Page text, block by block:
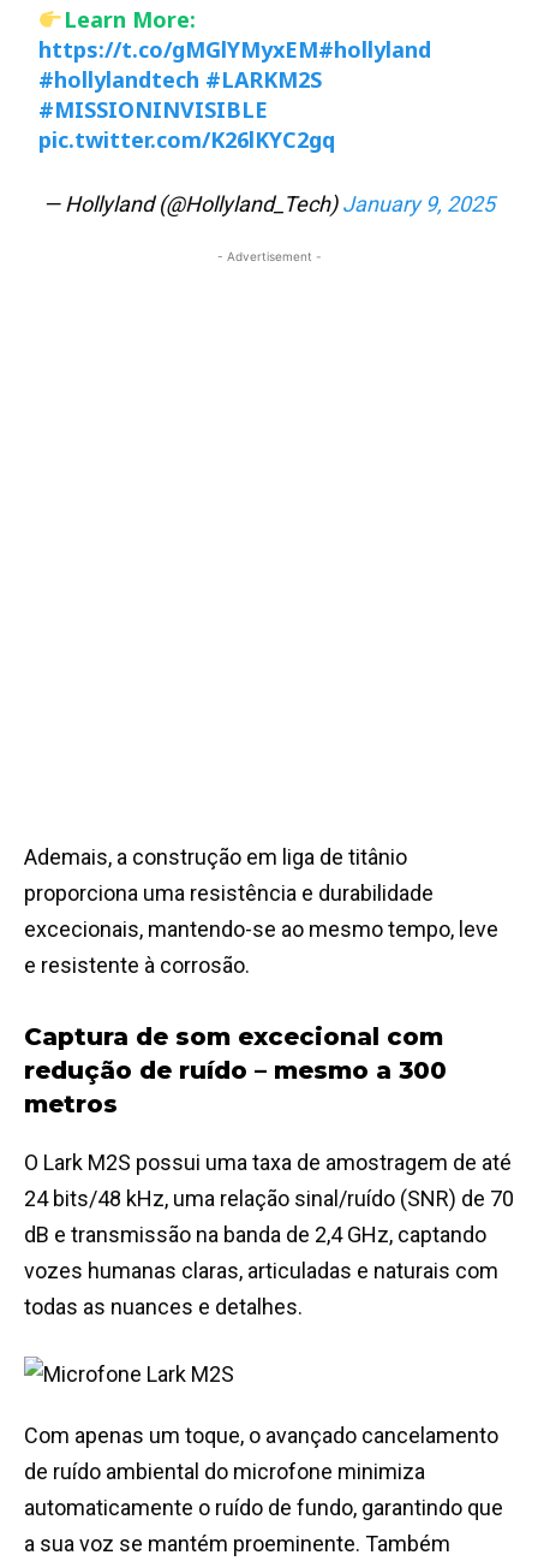
Learn More:
https://t.co/gMGlYMyxEM#hollyland
#hollylandtech #LARKM2S
#MISSIONINVISIBLE
pic.twitter.com/K26lKYC2gq
— Hollyland (@Hollyland_Tech)January 9, 2025
- Advertisement -
Ademais, a construção em liga de titânio
proporciona uma resistência e durabilidade
excecionais, mantendo-se ao mesmo tempo, leve
e resistente à corrosão.
Captura de som excecional com
redução de ruído – mesmo a 300
metros
O Lark M2S possui uma taxa de amostragem de até
24 bits/48 kHz, uma relação sinal/ruído (SNR) de 70
dB e transmissão na banda de 2,4 GHz, captando
vozes humanas claras, articuladas e naturais com
todas as nuances e detalhes.
Com apenas um toque, o avançado cancelamento
de ruído ambiental do microfone minimiza
automaticamente o ruído de fundo, garantindo que
a sua voz se mantém proeminente. Também